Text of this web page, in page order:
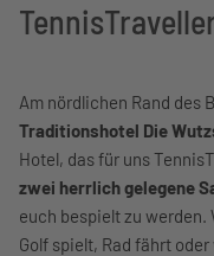
Am nördlichen Rand des
Traditionshotel Die
Hotel, das für uns
zwei herrlich gelegene
euch bespielt zu werden.
Golf spielt, Rad fährt